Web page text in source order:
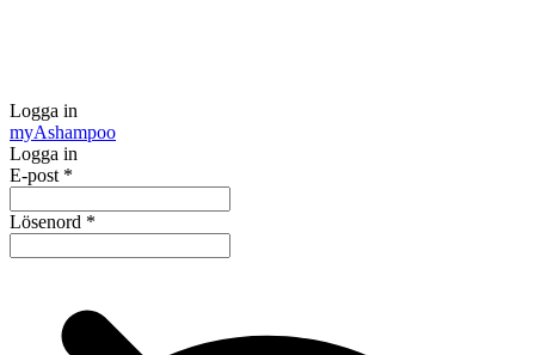
Logga in
myAshampoo
Logga in
E-post *
Lösenord *